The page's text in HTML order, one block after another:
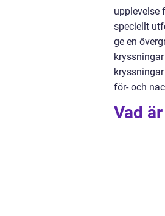
upplevelse
speciellt
ge en
för- och
Vad